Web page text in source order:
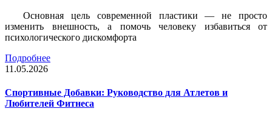
Основная цель современной пластики — не просто
изменить внешность, а помочь человеку избавиться от
психологического дискомфорта
Подробнее
11.05.2026
Спортивные Добавки: Руководство для Атлетов и
Любителей Фитнеса